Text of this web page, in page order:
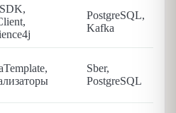
PostgreSQL,
Kafka
Sber,
PostgreSQL